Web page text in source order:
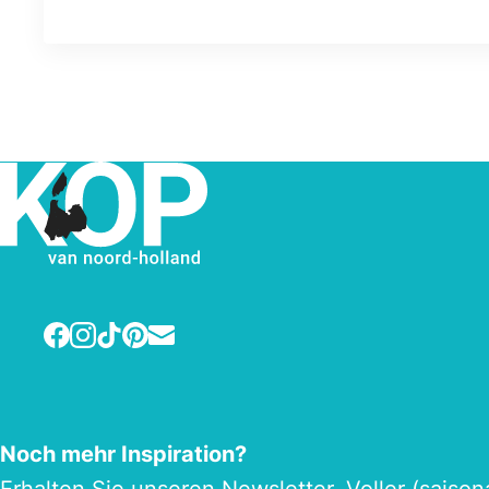
Facebook
Instagram
TikTok
Pinterest
E-mail
Noch mehr Inspiration?